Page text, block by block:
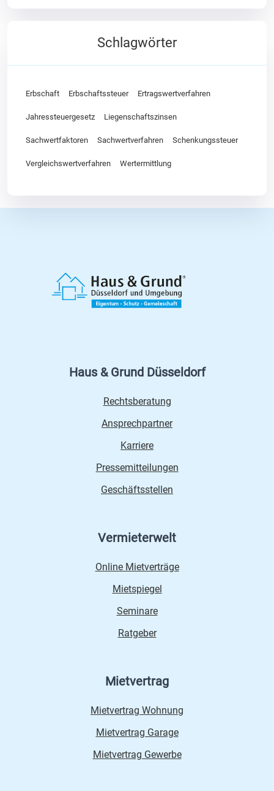
Schlagwörter
Erbschaft Erbschaftssteuer Ertragswertverfahren
Jahressteuergesetz Liegenschaftszinsen
Sachwertfaktoren Sachwertverfahren Schenkungssteuer
Vergleichswertverfahren Wertermittlung
Haus & Grund Düsseldorf
Rechtsberatung
Ansprechpartner
Karriere
Pressemitteilungen
Geschäftsstellen
Vermieterwelt
Online Mietverträge
Mietspiegel
Seminare
Ratgeber
Mietvertrag
Mietvertrag Wohnung
Mietvertrag Garage
Mietvertrag Gewerbe